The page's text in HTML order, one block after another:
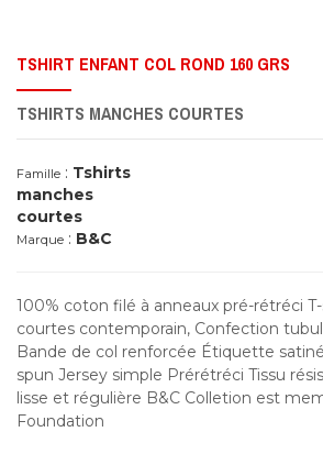
TSHIRT ENFANT COL ROND 160 GRS
TSHIRTS MANCHES COURTES
Famille : Tshirts
manches
courtes
Marque : B&C
100% coton filé à anneaux pré-rétréci
courtes contemporain, Confection
Bande de col renforcée Étiquette
spun Jersey simple Prérétréci Tissu
lisse et régulière B&C Colletion est
Foundation